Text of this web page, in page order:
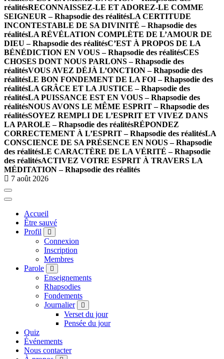
réalitésRECONNAISSEZ-LE ET ADOREZ-LE COMME
SEIGNEUR – Rhapsodie des réalitésLA CERTITUDE
INCONTESTABLE DE SA DIVINITÉ – Rhapsodie des
réalitésLA RÉVÉLATION COMPLÈTE DE L’AMOUR DE
DIEU – Rhapsodie des réalitésC’EST À PROPOS DE LA
BÉNÉDICTION EN VOUS – Rhapsodie des réalitésCES
CHOSES DONT NOUS PARLONS – Rhapsodie des
réalitésVOUS AVEZ DÉJÀ L’ONCTION – Rhapsodie des
réalitésLE BON FONDEMENT DE LA FOI – Rhapsodie des
réalitésLA GRÂCE ET LA JUSTICE – Rhapsodie des
réalitésLA PUISSANCE EST EN VOUS – Rhapsodie des
réalitésNOUS AVONS LE MÊME ESPRIT – Rhapsodie des
réalitésSOYEZ REMPLI DE L’ESPRIT ET VIVEZ DANS
LA PAROLE – Rhapsodie des réalitésRÉPONDEZ
CORRECTEMENT À L’ESPRIT – Rhapsodie des réalitésLA
CONSCIENCE DE SA PRÉSENCE EN NOUS – Rhapsodie
des réalitésLE CARACTÈRE DE LA VÉRITÉ – Rhapsodie
des réalitésACTIVEZ VOTRE ESPRIT À TRAVERS LA
MÉDITATION – Rhapsodie des réalités
7 août 2026
Accueil
Être sauvé
Profil
Connexion
Inscription
Membres
Parole
Enseignements
Rhapsodies
Fondements
Journalier
Verset du jour
Pensée du jour
Quiz
Événements
Nous contacter